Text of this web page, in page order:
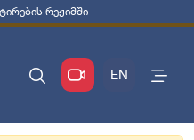
რეჟიმში
EN